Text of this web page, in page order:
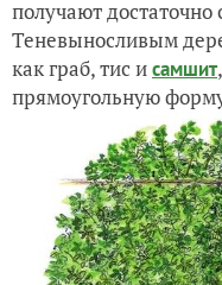
получают достаточно
Теневыносливым
как граб, тис исамшит
прямоугольную